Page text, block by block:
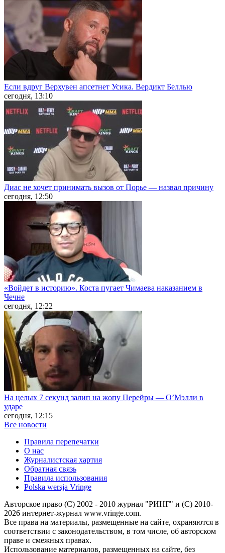
Если вдруг Верхувен апсетнет Усика. Вердикт Беллью
сегодня, 13:10
Диас не хочет принимать вызов от Порье — назвал причину
сегодня, 12:50
«Войдет в историю». Коста пугает Чимаева наказанием в
Чечне
сегодня, 12:22
На целых 7 секунд залип на жопу Перейры — О’Мэлли в
ударе
сегодня, 12:15
Все новости
Правила перепечатки
О нас
Журналистская хартия
Обратная связь
Правила использования
Polska wersja Vringe
Авторское право (С) 2002 - 2010 журнал "РИНГ" и (С) 2010-
2026 интернет-журнал www.vringe.com.
Все права на материалы, размещенные на сайте, охраняются в
соответствии с законодательством, в том числе, об авторском
праве и смежных правах.
Использование материалов, размещенных на сайте, без